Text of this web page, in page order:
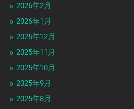
2026年2月
2026年1月
2025年12月
2025年11月
2025年10月
2025年9月
2025年8月